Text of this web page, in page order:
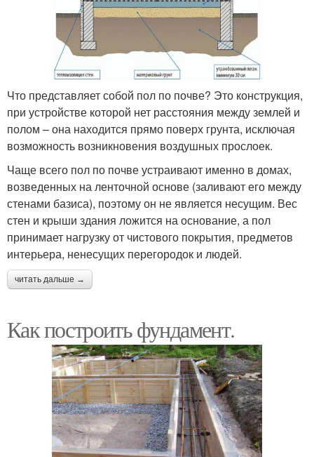
Что представляет собой пол по почве? Это конструкция,
при устройстве которой нет расстояния между землей и
полом – она находится прямо поверх грунта, исключая
возможность возникновения воздушных прослоек.
Чаще всего пол по почве устраивают именно в домах,
возведенных на ленточной основе (заливают его между
стенами базиса), поэтому он не является несущим. Вес
стен и крыши здания ложится на основание, а пол
принимает нагрузку от чистового покрытия, предметов
интерьера, ненесущих перегородок и людей.
читать дальше →
Как построить фундамент.